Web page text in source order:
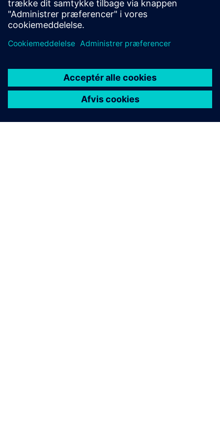
Blogindlæg: Digitale tvillinger i Industrial Metaverse